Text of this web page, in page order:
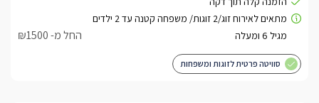
החל מ- ₪1500
סוויטה פרטית לזוגות ומשפחות